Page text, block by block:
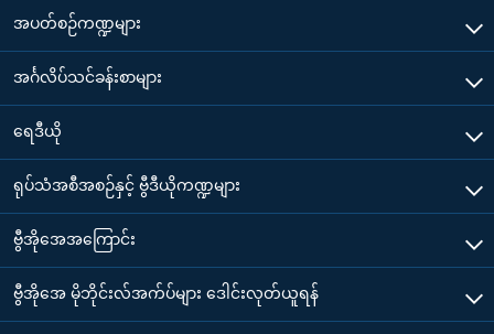
အပတ်စဉ်ကဏ္ဍများ
အင်္ဂလိပ်သင်ခန်းစာများ
ရေဒီယို
ရုပ်သံအစီအစဉ်နှင့် ဗွီဒီယိုကဏ္ဍများ
ဗွီအိုအေအကြောင်း
ဗွီအိုအေ မိုဘိုင်းလ်အက်ပ်များ ဒေါင်းလုတ်ယူရန်